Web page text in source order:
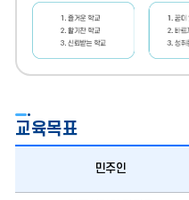
교육목표
민주인